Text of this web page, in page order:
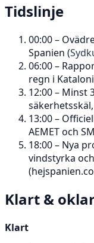
Tidslinje
00:00 –
Spanien (
06:00 –
regn i
12:00 – Minst
13:00 –
AEMET och
18:00 – Nya
vindstyrka
Klart &
Klart